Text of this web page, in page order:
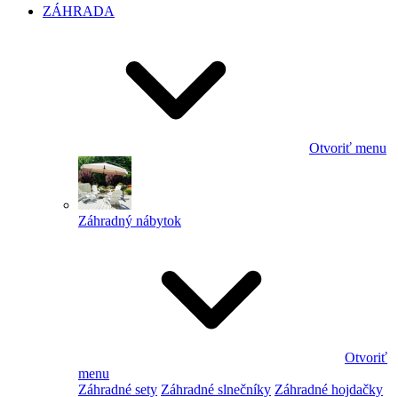
ZÁHRADA
Otvoriť menu
Záhradný nábytok
Otvoriť
menu
Záhradné sety Záhradné slnečníky Záhradné hojdačky